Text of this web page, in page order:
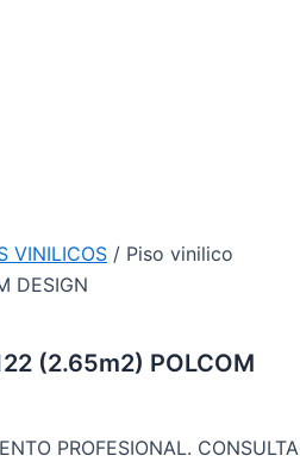
VINILICOS / Piso vinilico
DESIGN
(2.65m2) POLCOM
PROFESIONAL. CONSULTA